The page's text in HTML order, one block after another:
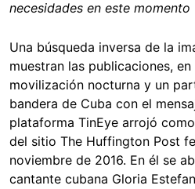
necesidades en este momento
Una búsqueda inversa de la
muestran las publicaciones,
movilización nocturna y un
bandera de Cuba con el
plataforma TinEye arrojó
del sitio The Huffington Post
noviembre de 2016. En él se
cantante cubana Gloria